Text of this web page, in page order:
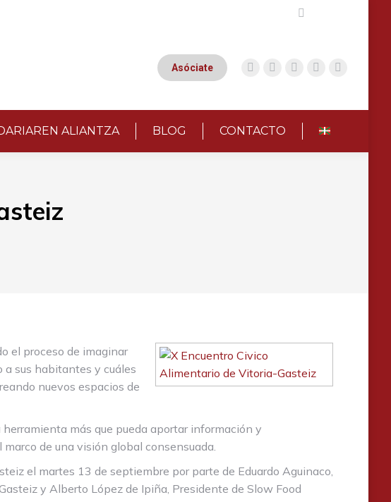
Buscar:
Asóciate
ALIANTZA BLOG CONTACTO
el proceso de imaginar
a sus habitantes y cuáles
nuevos espacios de
más que pueda aportar información y
de una visión global consensuada.
el martes 13 de septiembre por parte de Eduardo Aguinaco,
y Alberto López de Ipiña, Presidente de Slow Food